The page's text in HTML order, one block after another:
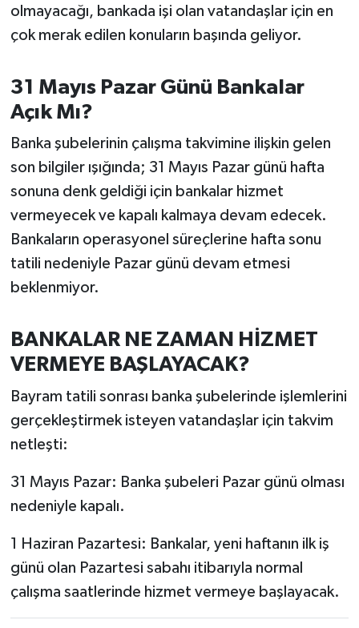
olmayacağı, bankada işi olan vatandaşlar için en
çok merak edilen konuların başında geliyor.
31 Mayıs Pazar Günü Bankalar
Açık Mı?
Banka şubelerinin çalışma takvimine ilişkin gelen
son bilgiler ışığında; 31 Mayıs Pazar günü hafta
sonuna denk geldiği için bankalar hizmet
vermeyecek ve kapalı kalmaya devam edecek.
Bankaların operasyonel süreçlerine hafta sonu
tatili nedeniyle Pazar günü devam etmesi
beklenmiyor.
BANKALAR NE ZAMAN HİZMET
VERMEYE BAŞLAYACAK?
Bayram tatili sonrası banka şubelerinde işlemlerini
gerçekleştirmek isteyen vatandaşlar için takvim
netleşti:
31 Mayıs Pazar: Banka şubeleri Pazar günü olması
nedeniyle kapalı.
1 Haziran Pazartesi: Bankalar, yeni haftanın ilk iş
günü olan Pazartesi sabahı itibarıyla normal
çalışma saatlerinde hizmet vermeye başlayacak.
Manyas
OTOMOTİV
SAĞLIK
Savaştepe
SİYASET
Sındırgı
SPOR
SÜRMANŞET
TARİHTE BUGÜN
TEKNOLOJİ
TÜRKİYE